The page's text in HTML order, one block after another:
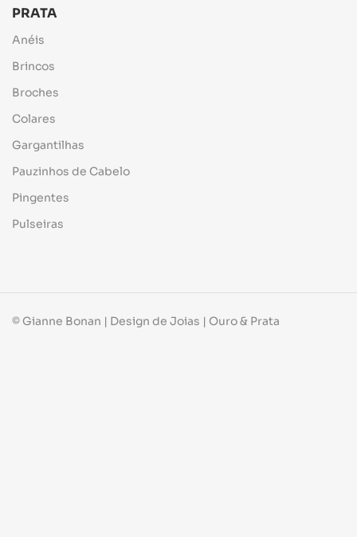
PRATA
Anéis
Brincos
Broches
Colares
Gargantilhas
Pauzinhos de Cabelo
Pingentes
Pulseiras
© Gianne Bonan | Design de Joias | Ouro & Prata